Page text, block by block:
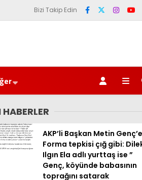
Bizi Takip Edin
HABERLER
AKP’li Başkan Metin Genç’e
Forma tepkisi çığ gibi:
Ilgın Ela adlı yurttaş ise ”
Genç, köyünde babasının
toprağını satarak